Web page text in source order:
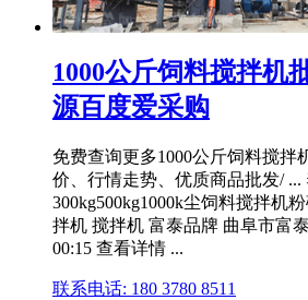
1000公斤饲料搅拌机
源百度爱采购
免费查询更多1000公斤饲料搅拌
价、行情走势、优质商品批发/ ...
300kg500kg1000k尘饲料搅拌机
拌机 搅拌机 富泰品牌 曲阜市富
00:15 查看详情 ...
联系电话: 180 3780 8511